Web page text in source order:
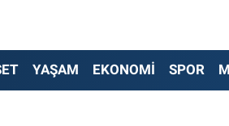
YAŞAM EKONOMİ SPOR